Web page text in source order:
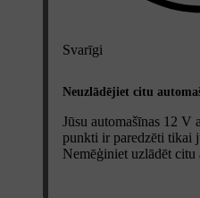
Svarīgi
Neuzlādējiet citu
Jūsu automašīnas 12 V
punkti ir paredzēti tikai
Nemēģiniet uzlādēt citu